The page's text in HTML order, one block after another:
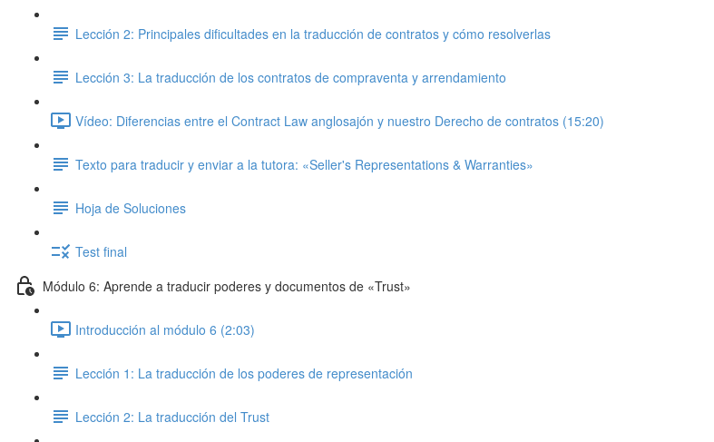
Lección 2: Principales dificultades en la traducción de contratos y cómo resolverlas
Lección 3: La traducción de los contratos de compraventa y arrendamiento
Vídeo: Diferencias entre el Contract Law anglosajón y nuestro Derecho de contratos (15:20)
Texto para traducir y enviar a la tutora: «Seller's Representations & Warranties»
Hoja de Soluciones
Test final
Módulo 6: Aprende a traducir poderes y documentos de «Trust»
Introducción al módulo 6 (2:03)
Lección 1: La traducción de los poderes de representación
Lección 2: La traducción del Trust